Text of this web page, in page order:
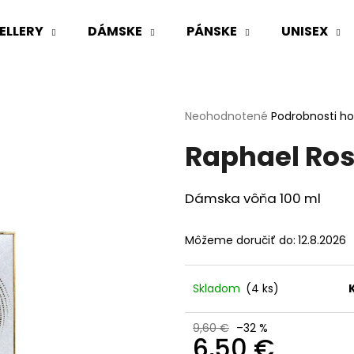
DÁMSKE PÁNSKE UNISEX
Priemerné
produktu
je
z
5
Neohodnotené Podrobnosti
Raphael
Dámska vôňa 100 ml
Môžeme doručiť do: 12.8.2026
Skladom (4 ks)
9,60 € –32 %
HĽADAŤ